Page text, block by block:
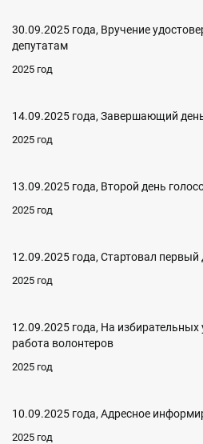
30.09.2025 года, Вручение
депутатам
2025 год
14.09.2025 года, Завершающий
2025 год
13.09.2025 года, Второй день
2025 год
12.09.2025 года, Стартовал первый
2025 год
12.09.2025 года, На избирательных
работа волонтеров
2025 год
10.09.2025 года, Адресное
2025 год